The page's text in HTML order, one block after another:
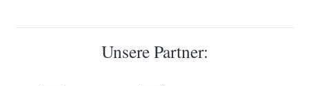
Unsere Partner: